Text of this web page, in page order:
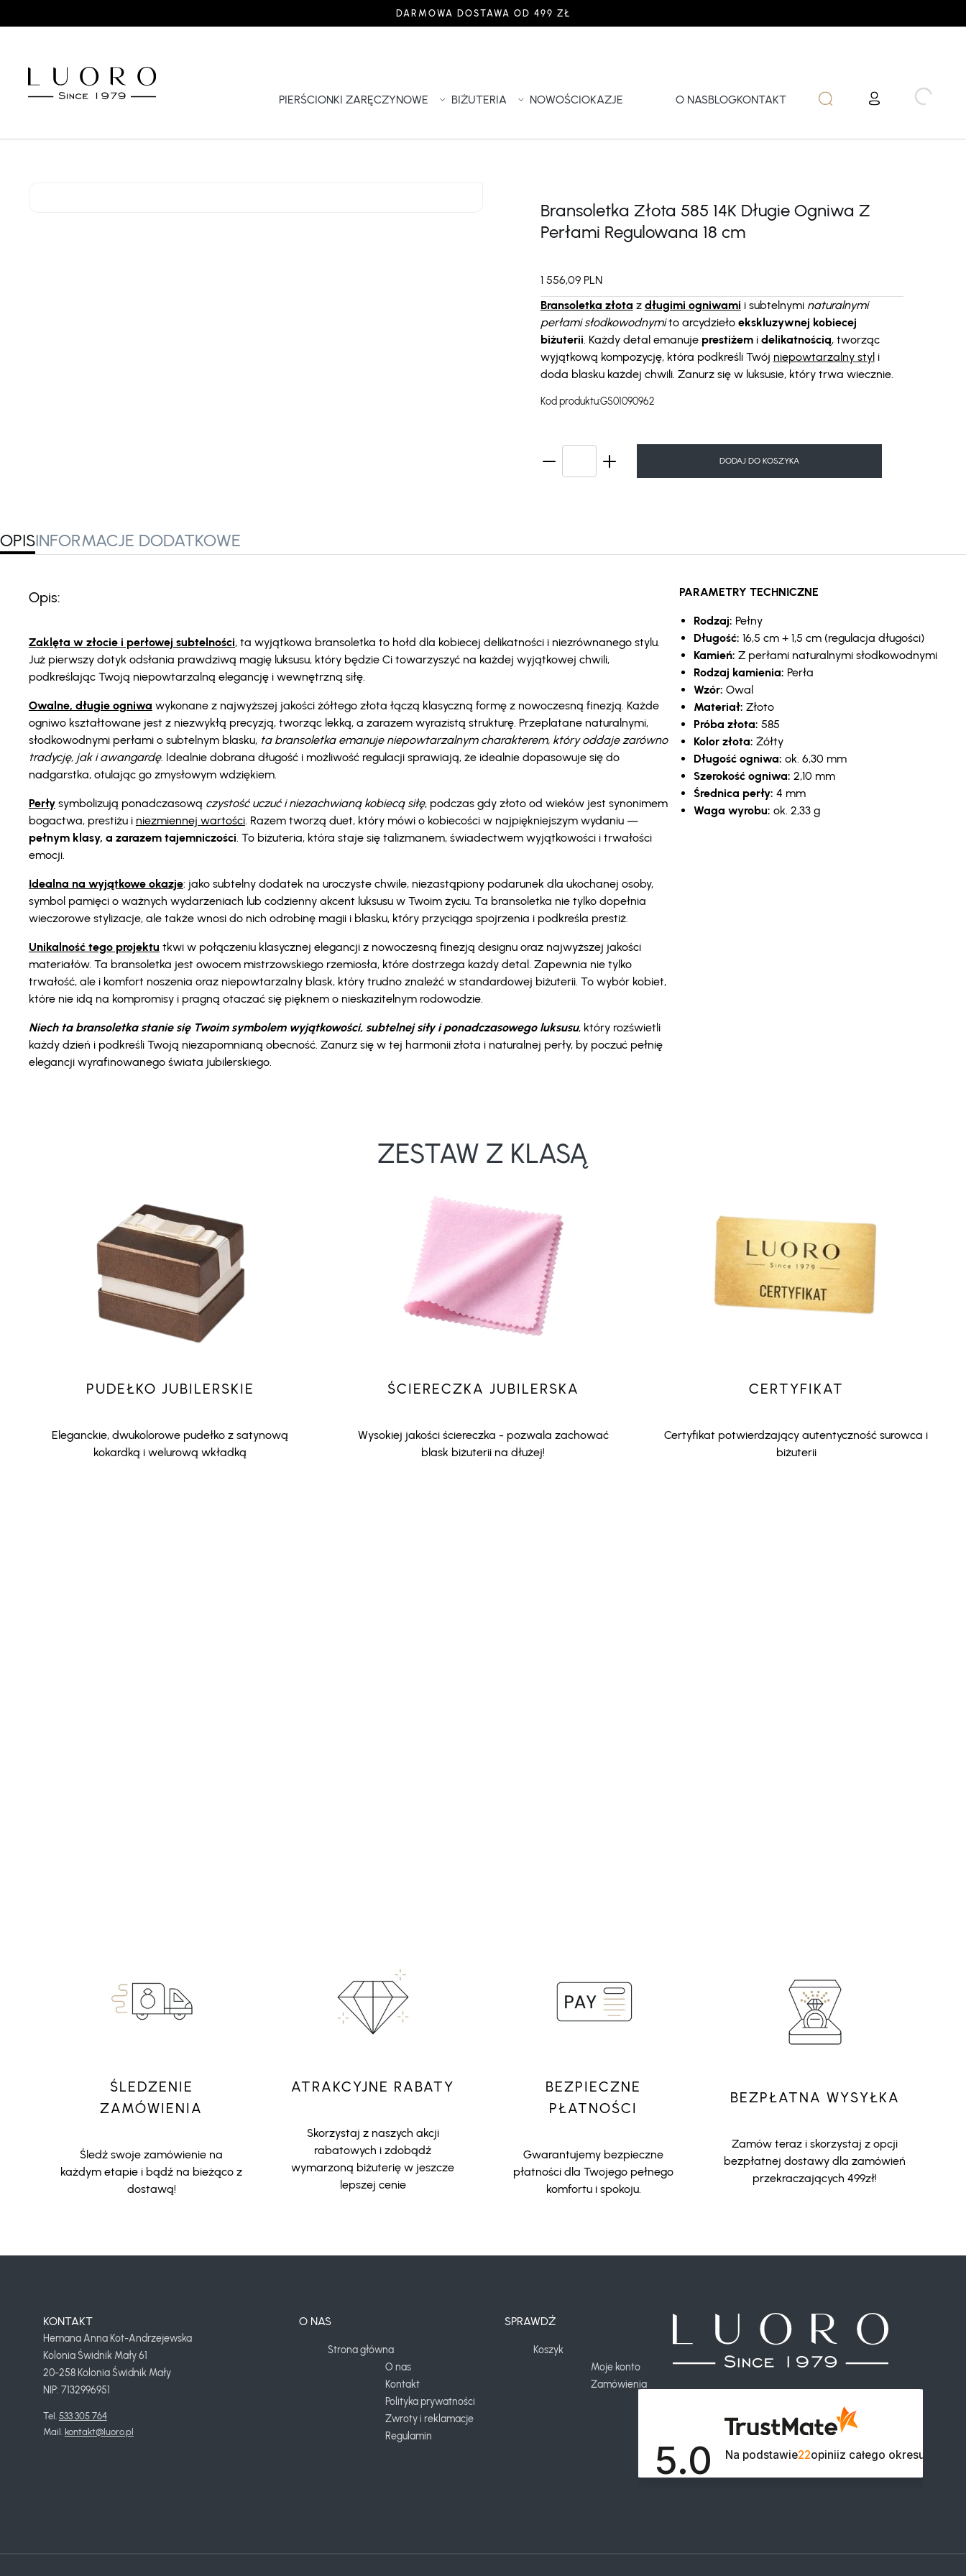
DARMOWA DOSTAWA OD 499 ZŁ
PIERŚCIONKI ZARĘCZYNOWE BIŻUTERIA NOWOŚCIOKAZJE O NASBLOGKONTAKT
Bransoletka Złota 585 14K Długie Ogniwa Z
Perłami Regulowana 18 cm
1 556,09 PLN
Bransoletka złota z długimi ogniwami i subtelnymi naturalnymi
perłami słodkowodnymito arcydzieło ekskluzywnej kobiecej
biżuterii. Każdy detal emanuje prestiżemi delikatnością, tworząc
wyjątkową kompozycję, która podkreśli Twój niepowtarzalny styli
doda blasku każdej chwili. Zanurz się w luksusie, który trwa wiecznie.
Kod produktu:GS01090962
DODAJ DO KOSZYKA
OPISINFORMACJE DODATKOWE
Opis:
Zaklęta w złocie i perłowej subtelności, ta wyjątkowa bransoletka to hołd dla kobiecej delikatności i niezrównanego stylu.
Już pierwszy dotyk odsłania prawdziwą magię luksusu, który będzie Ci towarzyszyć na każdej wyjątkowej chwili,
podkreślając Twoją niepowtarzalną elegancję i wewnętrzną siłę.
Owalne, długie ogniwa wykonane z najwyższej jakości żółtego złota łączą klasyczną formę z nowoczesną finezją. Każde
ogniwo kształtowane jest z niezwykłą precyzją, tworząc lekką, a zarazem wyrazistą strukturę. Przeplatane naturalnymi,
słodkowodnymi perłami o subtelnym blasku, ta bransoletka emanuje niepowtarzalnym charakterem, który oddaje zarówno
tradycję, jak i awangardę. Idealnie dobrana długość i możliwość regulacji sprawiają, że idealnie dopasowuje się do
nadgarstka, otulając go zmysłowym wdziękiem.
Perłysymbolizują ponadczasową czystość uczuć i niezachwianą kobiecą siłę, podczas gdy złoto od wieków jest synonimem
bogactwa, prestiżu i niezmiennej wartości. Razem tworzą duet, który mówi o kobiecości w najpiękniejszym wydaniu —
pełnym klasy, a zarazem tajemniczości. To biżuteria, która staje się talizmanem, świadectwem wyjątkowości i trwałości
emocji.
Idealna na wyjątkowe okazje: jako subtelny dodatek na uroczyste chwile, niezastąpiony podarunek dla ukochanej osoby,
symbol pamięci o ważnych wydarzeniach lub codzienny akcent luksusu w Twoim życiu. Ta bransoletka nie tylko dopełnia
wieczorowe stylizacje, ale także wnosi do nich odrobinę magii i blasku, który przyciąga spojrzenia i podkreśla prestiż.
Unikalność tego projektu tkwi w połączeniu klasycznej elegancji z nowoczesną finezją designu oraz najwyższej jakości
materiałów. Ta bransoletka jest owocem mistrzowskiego rzemiosła, które dostrzega każdy detal. Zapewnia nie tylko
trwałość, ale i komfort noszenia oraz niepowtarzalny blask, który trudno znaleźć w standardowej biżuterii. To wybór kobiet,
które nie idą na kompromisy i pragną otaczać się pięknem o nieskazitelnym rodowodzie.
Niech ta bransoletka stanie się Twoim symbolem wyjątkowości, subtelnej siły i ponadczasowego luksusu, który rozświetli
każdy dzień i podkreśli Twoją niezapomnianą obecność. Zanurz się w tej harmonii złota i naturalnej perły, by poczuć pełnię
elegancji wyrafinowanego świata jubilerskiego.
PARAMETRY TECHNICZNE
Rodzaj: Pełny
Długość: 16,5 cm + 1,5 cm (regulacja długości)
Kamień: Z perłami naturalnymi słodkowodnymi
Rodzaj kamienia: Perła
Wzór: Owal
Materiał: Złoto
Próba złota: 585
Kolor złota: Żółty
Długość ogniwa: ok. 6,30 mm
Szerokość ogniwa: 2,10 mm
Średnica perły: 4 mm
Waga wyrobu: ok. 2,33 g
ZESTAW Z KLASĄ
PUDEŁKO JUBILERSKIE
Eleganckie, dwukolorowe pudełko z satynową
kokardką i welurową wkładką
ŚCIERECZKA JUBILERSKA
Wysokiej jakości ściereczka - pozwala zachować
blask biżuterii na dłużej!
CERTYFIKAT
Certyfikat potwierdzający autentyczność surowca i
biżuterii
ŚLEDZENIE
ZAMÓWIENIA
Śledź swoje zamówienie na
każdym etapie i bądź na bieżąco z
dostawą!
ATRAKCYJNE RABATY
Skorzystaj z naszych akcji
rabatowych i zdobądź
wymarzoną biżuterię w jeszcze
lepszej cenie
BEZPIECZNE
PŁATNOŚCI
Gwarantujemy bezpieczne
płatności dla Twojego pełnego
komfortu i spokoju.
BEZPŁATNA WYSYŁKA
Zamów teraz i skorzystaj z opcji
bezpłatnej dostawy dla zamówień
przekraczających 499zł!
KONTAKT
Hemana Anna Kot-Andrzejewska
Kolonia Świdnik Mały 61
20-258 Kolonia Świdnik Mały
NIP: 7132996951
Tel. 533 305 764
Mail. kontakt@luoro.pl
O NAS
Strona główna
O nas
Kontakt
Polityka prywatności
Zwroty i reklamacje
Regulamin
SPRAWDŹ
Koszyk
Moje konto
Zamówienia
5.0 Na podstawie22opiniiz całego okresu